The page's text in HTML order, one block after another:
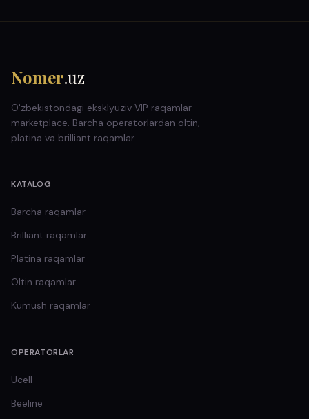
Nomer.uz
O'zbekistondagi eksklyuziv VIP raqamlar
marketplace. Barcha operatorlardan oltin,
platina va brilliant raqamlar.
KATALOG
Barcha raqamlar
Brilliant raqamlar
Platina raqamlar
Oltin raqamlar
Kumush raqamlar
OPERATORLAR
Ucell
Beeline